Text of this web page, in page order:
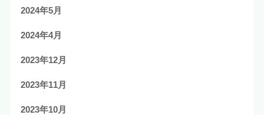
2024年5月
2024年4月
2023年12月
2023年11月
2023年10月